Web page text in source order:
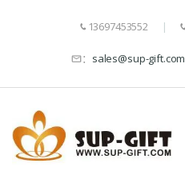
13697453552
： sales@sup-gift.com